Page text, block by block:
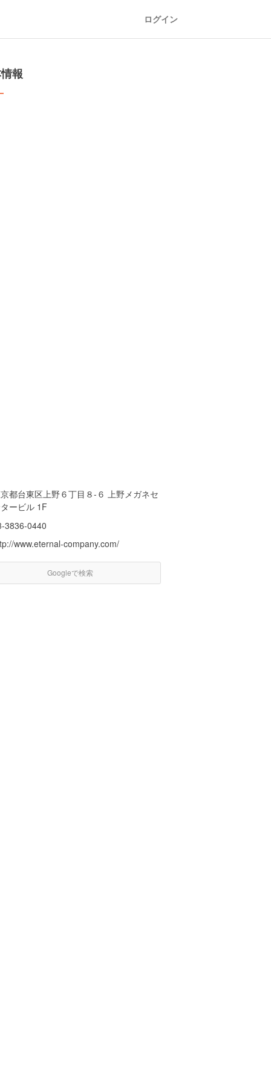
ログイン
報
都台東区上野６丁目８-６ 上野メガネセ
ービル 1F
3836-0440
www.eternal-company.com/
Googleで検索